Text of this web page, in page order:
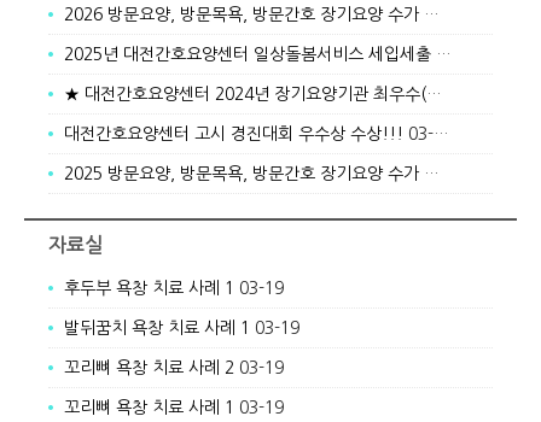
2026 방문요양, 방문목욕, 방문간호 장기요양 수가 안내
2025년 대전간호요양센터 일상돌봄서비스 세입세출 결산서
★ 대전간호요양센터 2024년 장기요양기관 최우수(A)기관 선정 ★
대전간호요양센터 고시 경진대회 우수상 수상!!! 03-19
2025 방문요양, 방문목욕, 방문간호 장기요양 수가 안내
자료실
후두부 욕창 치료 사례 1 03-19
발뒤꿈치 욕창 치료 사례 1 03-19
꼬리뼈 욕창 치료 사례 2 03-19
꼬리뼈 욕창 치료 사례 1 03-19